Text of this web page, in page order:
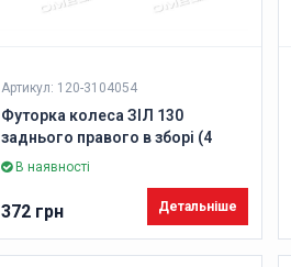
Артикул: 120-3104054
Футорка колеса ЗІЛ 130
заднього правого в зборі (4
найменування, М20хМ20)
В наявності
372 грн Детальніше